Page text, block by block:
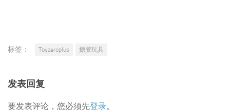
标签： Toyzeroplus 搪胶玩具
发表回复
要发表评论，您必须先登录。